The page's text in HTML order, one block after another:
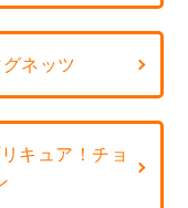
ネッツ
キュア！チョ